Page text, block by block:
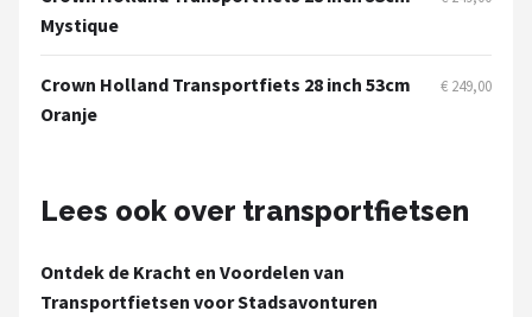
Voltano
Shimano
Alle merken →
Mystique
Crown Holland Transportfiets 28 inch 53cm
Oranje
€ 249,00
Lees ook over transportfietsen
Ontdek de Kracht en Voordelen van
Transportfietsen voor Stadsavonturen